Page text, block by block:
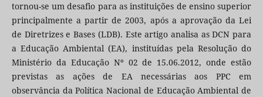
tornou-se um desafio para as instituições de ensino superior
principalmente a partir de 2003, após a aprovação da Lei
de Diretrizes e Bases (LDB). Este artigo analisa as DCN para
a Educação Ambiental (EA), instituídas pela Resolução do
Ministério da Educação Nº 02 de 15.06.2012, onde estão
previstas as ações de EA necessárias aos PPC em
observância da Política Nacional de Educação Ambiental de